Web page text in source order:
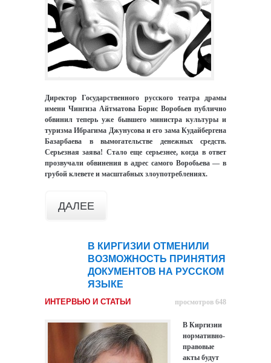
Директор Государственного русского театра драмы
имени Чингиза Айтматова Борис Воробьев публично
обвинил теперь уже бывшего министра культуры и
туризма Ибрагима Джунусова и его зама Кудайбергена
Базарбаева в вымогательстве денежных средств.
Серьезная заява! Стало еще серьезнее, когда в ответ
прозвучали обвинения в адрес самого Воробьева — в
грубой клевете и масштабных злоупотреблениях.
ДАЛЕЕ
В КИРГИЗИИ ОТМЕНИЛИ
ВОЗМОЖНОСТЬ ПРИНЯТИЯ
ДОКУМЕНТОВ НА РУССКОМ
ЯЗЫКЕ
ИНТЕРВЬЮ И СТАТЬИ просмотров 648
В Киргизии
нормативно-
правовые
акты будут